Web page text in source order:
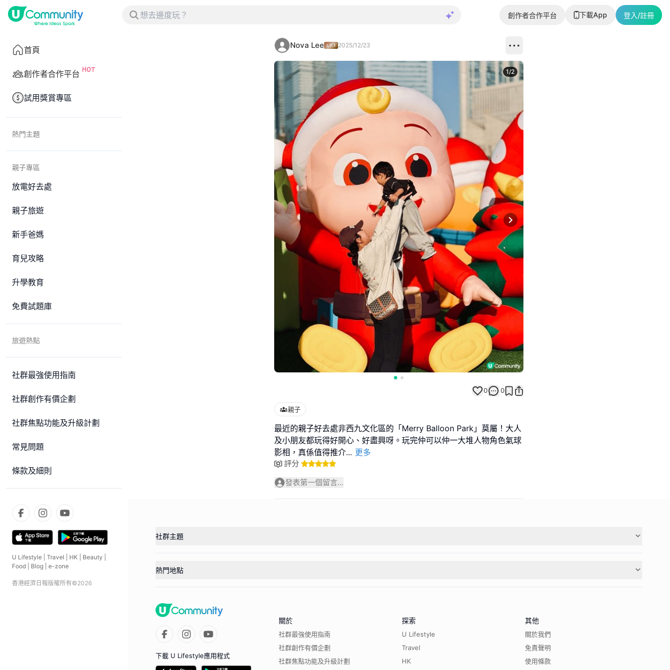
創作者合作平台 下載App 登入/註冊
首頁
創作者合作平台
試用獎賞專區
熱門主題
親子專區
放電好去處
親子旅遊
新手爸媽
育兒攻略
升學教育
免費試題庫
旅遊熱點
社群最強使用指南
社群創作有價企劃
社群焦點功能及升級計劃
常見問題
條款及細則
U Lifestyle Travel HK Beauty
Food
Blog e-zone
香港經濟日報版權所有©2026
Nova Lee 2025/12/23
Next slide
1/2
0 0
親子
最近的親子好去處非西九文化區的「Merry Balloon Park」莫屬！大人
及小朋友都玩得好開心、好盡興呀。玩完仲可以仲一大堆人物角色氣球
影相，真係值得推介... 更多
評分
發表第一個留言...
社群主題
熱門地點
下載 U Lifestyle應用程式
關於
社群最強使用指南
社群創作有價企劃
社群焦點功能及升級計劃
探索
U Lifestyle
Travel
HK
其他
關於我們
免責聲明
使用條款